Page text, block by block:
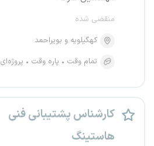
منقضی شده
کهگیلویه و بویراحمد
تمام وقت
پاره وقت پروژه‌ای
کارشناس پشتیبانی فنی
هاستینگ